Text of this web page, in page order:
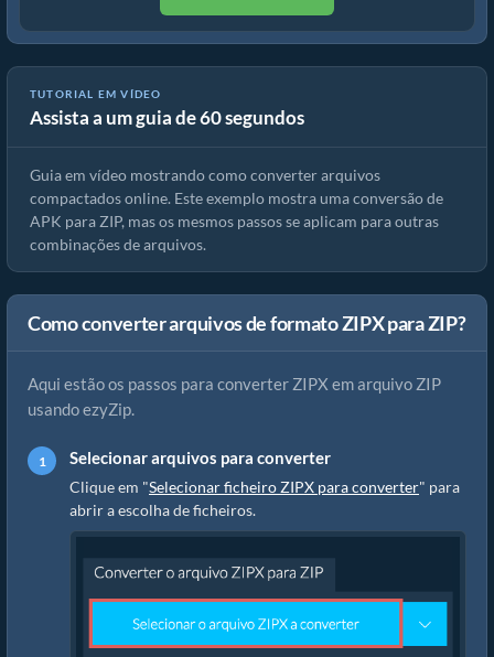
TUTORIAL EM VÍDEO
Assista a um guia de 60 segundos
Como converter arquivos compactados usando ezyZip
Guia em vídeo mostrando como converter arquivos
compactados online. Este exemplo mostra uma conversão de
APK para ZIP, mas os mesmos passos se aplicam para outras
combinações de arquivos.
Como converter arquivos de formato ZIPX para ZIP?
Aqui estão os passos para converter ZIPX em arquivo ZIP
usando ezyZip.
Selecionar arquivos para converter
Clique em "Selecionar ficheiro ZIPX para converter" para
abrir a escolha de ficheiros.